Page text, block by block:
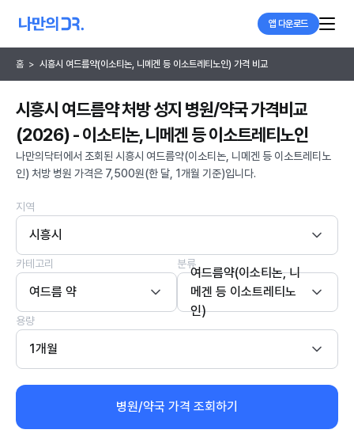
앱 다운로드
홈 > 시흥시 여드름약(이소티논, 니메겐 등 이소트레티노인) 가격 비교
시흥시 여드름약 처방 성지 병원/약국 가격비교
(2026) - 이소티논, 니메겐 등 이소트레티노인
나만의닥터에서 조회된 시흥시 여드름약(이소티논, 니메겐 등 이소트레티노
인) 처방 병원 가격은 7,500원(한 달, 1개월 기준)입니다.
지역
시흥시
카테고리
여드름 약
분류
여드름약(이소티논, 니
메겐 등 이소트레티노
인)
용량
1개월
병원/약국 가격 조회하기